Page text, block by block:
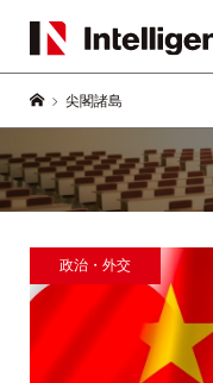
尖閣諸島
政治・外交